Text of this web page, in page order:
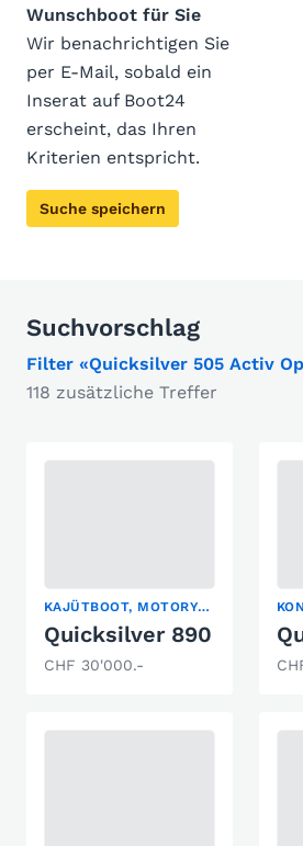
Wunschboot für Sie
Wir benachrichtigen Sie
per E-Mail, sobald ein
Inserat auf Boot24
erscheint, das Ihren
Kriterien entspricht.
Suche speichern
Suchvorschlag
Filter «Quicksilver 505 Activ
118 zusätzliche Treffer
KAJÜTBOOT, MOTORYACHT, SPORTBOOT
Quicksilver 890
CHF 30'000.-